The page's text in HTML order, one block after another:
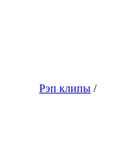
Рэп клипы /